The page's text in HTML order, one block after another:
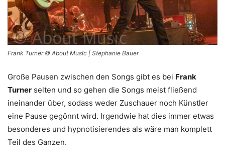
Frank Turner © About Musïc | Stephanie Bauer
Große Pausen zwischen den Songs gibt es bei Frank
Turner selten und so gehen die Songs meist fließend
ineinander über, sodass weder Zuschauer noch Künstler
eine Pause gegönnt wird. Irgendwie hat dies immer etwas
besonderes und hypnotisierendes als wäre man komplett
Teil des Ganzen.